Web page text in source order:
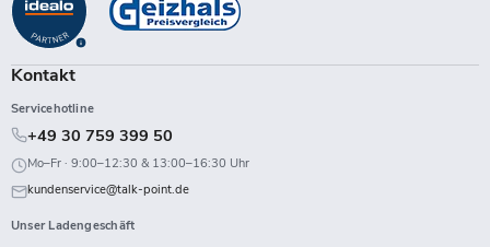
FacebookInstagramLinkedInTikTokTwitch
Kontakt
Servicehotline
+49 30 759 399 50
Mo–Fr · 9:00–12:30 & 13:00–16:30 Uhr
kundenservice@talk-point.de
Unser Ladengeschäft